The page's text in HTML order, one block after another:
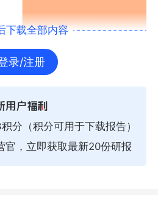
下载全部内容
录/注册
分（积分可用于下载报告）
官，立即获取最新20份研报